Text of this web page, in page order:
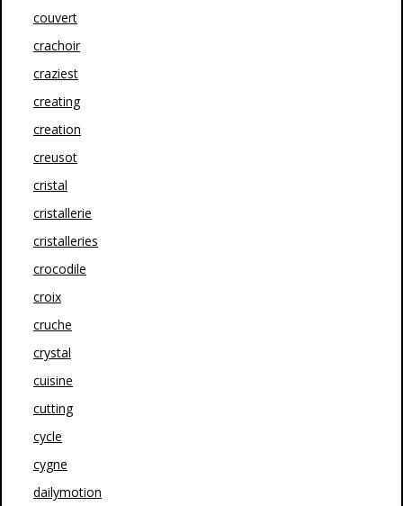
couvert
crachoir
craziest
creating
creation
creusot
cristal
cristallerie
cristalleries
crocodile
croix
cruche
crystal
cuisine
cutting
cycle
cygne
dailymotion